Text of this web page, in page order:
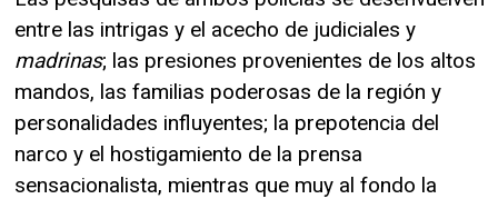
entre las intrigas y el acecho de judiciales y
madrinas; las presiones provenientes de los altos
mandos, las familias poderosas de la región y
personalidades influyentes; la prepotencia del
narco y el hostigamiento de la prensa
sensacionalista, mientras que muy al fondo la